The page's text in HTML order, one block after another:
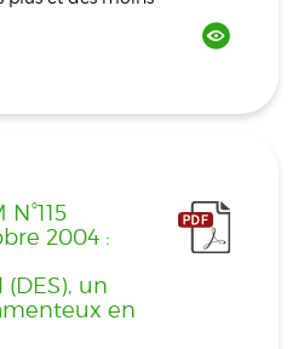
2004 :
un
en